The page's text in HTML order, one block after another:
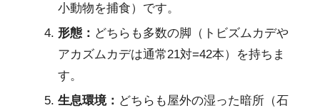
小動物を捕食）です。
形態： どちらも多数の脚（トビズムカデや
アカズムカデは通常21対=42本）を持ちま
す。
生息環境： どちらも屋外の湿った暗所（石